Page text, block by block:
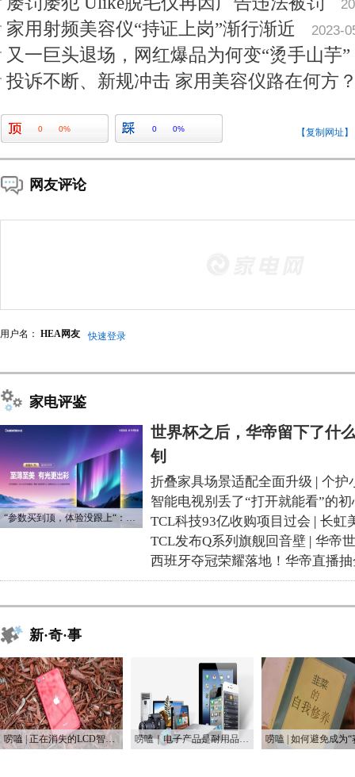
家用射频美容仪“持证上岗”渐行渐近 2023-
又一巨头退场，网红爆品为何变“烫手山芋”
投诉不断、新规冲击 家用美容仪路在何方
0 0% 0 0% 【复制网址】
网友评论
用户名： HEA网友 快速登录
家电评鉴
“参数买到顶，体验没跟上“：长虹追光Q70S给高端电视打了个样
世界杯之后，华帝留下了什
钊
折叠家具场景适配全面升级 | 个护
智能电视别丢了“打开就能看”的初
TCL科技93亿收购项目过会 | 长虹
TCL发布Q系列旗舰回音壁 | 华帝
西班牙夺冠荣耀落地！华帝直播
新·奇·事
唠嗑 | 正在消失的LCD智能手机 唠嗑｜电子产品是耐用品还是消耗品？